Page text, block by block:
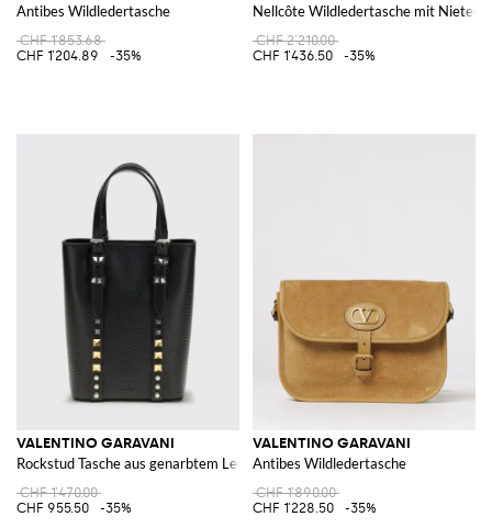
Antibes Wildledertasche
CHF 1'853.68
CHF 1'204.89
-35%
Nellcôte Wildledertasche mit Nieten
CHF 2'210.00
CHF 1'436.50
-35%
VALENTINO GARAVANI
Rockstud Tasche aus genarbtem Leder
CHF 1'470.00
CHF 955.50
-35%
VALENTINO GARAVANI
Antibes Wildledertasche
CHF 1'890.00
CHF 1'228.50
-35%